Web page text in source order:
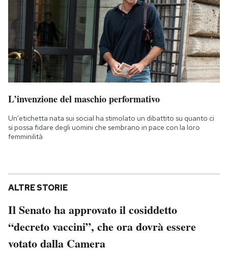
L’invenzione del maschio performativo
Un'etichetta nata sui social ha stimolato un dibattito su quanto ci
si possa fidare degli uomini che sembrano in pace con la loro
femminilità
ALTRE STORIE
Il Senato ha approvato il cosiddetto
“decreto vaccini”, che ora dovrà essere
votato dalla Camera